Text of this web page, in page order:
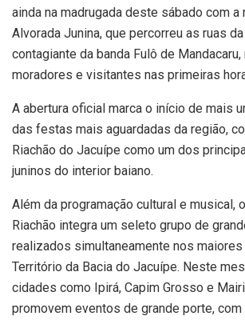
ainda na madrugada deste sábado com a
Alvorada Junina, que percorreu as ruas
contagiante da banda Fulô de Mandacaru,
moradores e visitantes nas primeiras
A abertura oficial marca o início de mais
das festas mais aguardadas da região,
Riachão do Jacuípe como um dos
juninos do interior baiano.
Além da programação cultural e musical,
Riachão integra um seleto grupo de
realizados simultaneamente nos
Território da Bacia do Jacuípe. Neste
cidades como Ipirá, Capim Grosso e
promovem eventos de grande porte,